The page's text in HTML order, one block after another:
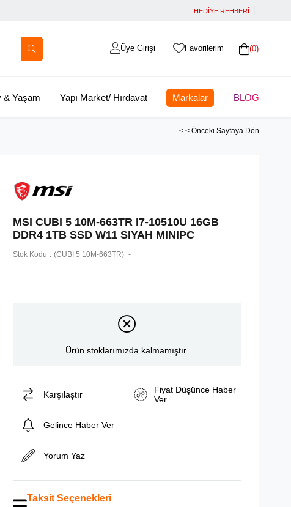
HEDİYE REHBERİ
0
Favorilerim
Üye Girişi
& Yaşam Yapı Market/ Hırdavat Markalar BLOG
< < Önceki Sayfaya Dön
MSI CUBI 5 10M-663TR I7-10510U 16GB
DDR4 1TB SSD W11 SIYAH MINIPC
Stok Kodu (CUBI 5 10M-663TR)
Ürün stoklarımızda kalmamıştır.
Karşılaştır
Fiyat Düşünce Haber
Ver
Gelince Haber Ver
Yorum Yaz
Taksit Seçenekleri